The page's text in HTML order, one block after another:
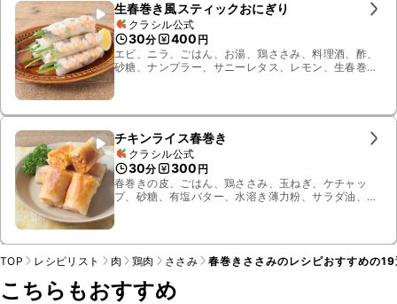
生春巻き風スティックおにぎり
クラシル公式
30分 400 円
エビ、ニラ、ごはん、お湯、鶏ささみ、料理酒、酢、
砂糖、ナンプラー、サニーレタス、レモン、生春巻き
チキンライス春巻き
クラシル公式
30分 300 円
春巻きの皮、ごはん、鶏ささみ、玉ねぎ、ケチャッ
プ、砂糖、有塩バター、水溶き薄力粉、サラダ油、パ
TOP レシピリスト 肉 鶏肉 ささみ 春巻きささみのレシピおすすめの
こちらもおすすめ